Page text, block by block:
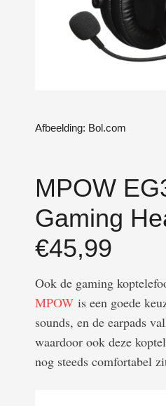
Afbeelding: Bol.com
MPOW
Gaming
€45,99
Ook de gaming
MPOW is een goede
sounds, en de earpads
waardoor ook deze
nog steeds comfortabel